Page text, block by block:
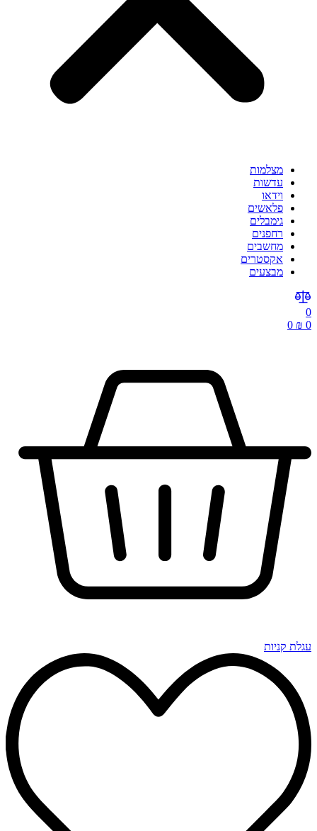
מצלמות
עדשות
וידאו
פלאשים
גימבלים
רחפנים
מחשבים
אקסטרים
מבצעים
0
₪ 0
0
עגלת קניות